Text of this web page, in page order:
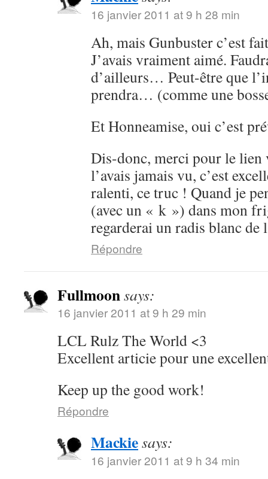
16 janvier 2011 at 9 h 28 min
Ah, mais Gunbuster c’est
J’avais vraiment aimé.
d’ailleurs… Peut-être que
prendra… (comme une
Et Honneamise, oui c’est
Dis-donc, merci pour le lien
l’avais jamais vu, c’est
ralenti, ce truc ! Quand je
(avec un « k ») dans mon
regarderai un radis blanc
Répondre
Fullmoonsays:
16 janvier 2011 at 9 h 29 min
LCL Rulz The World <3
Excellent articie pour une
Keep up the good work!
Répondre
Mackiesays:
16 janvier 2011 at 9 h 34 min